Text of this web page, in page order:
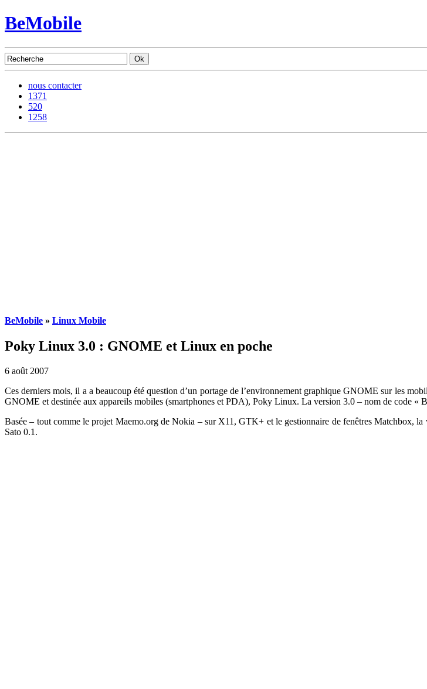
BeMobile
nous contacter
1371
520
1258
BeMobile » Linux Mobile
Poky Linux 3.0 : GNOME et Linux en poche
6 août 2007
Ces derniers mois, il a a beaucoup été question d’un portage de l’environnement graphique GNOME sur les
GNOME et destinée aux appareils mobiles (smartphones et PDA), Poky Linux. La version 3.0 – nom de code «
Basée – tout comme le projet Maemo.org de Nokia – sur X11, GTK+ et le gestionnaire de fenêtres Matchbox,
Sato 0.1.